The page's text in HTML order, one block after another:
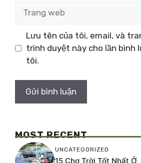
Lưu tên của tôi, email, và
trình duyệt này cho lần bình
tôi.
MOST RECENT
UNCATEGORIZED
15 Chợ Trời Tốt Nhất Ở